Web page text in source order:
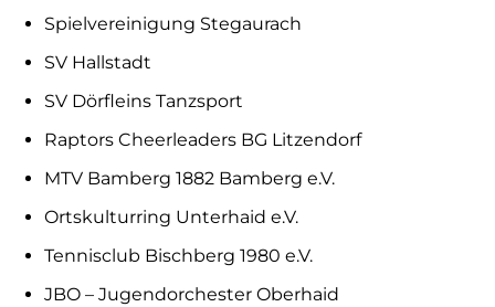
Spielvereinigung Stegaurach
SV Hallstadt
SV Dörfleins Tanzsport
Raptors Cheerleaders BG Litzendorf
MTV Bamberg 1882 Bamberg e.V.
Ortskulturring Unterhaid e.V.
Tennisclub Bischberg 1980 e.V.
JBO – Jugendorchester Oberhaid